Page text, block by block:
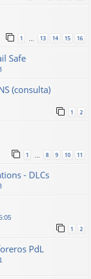
1 13 14 15 16
Safe
(consulta)
1 2
1 … 8 9 10 11
- DLCs
1 2
PdL